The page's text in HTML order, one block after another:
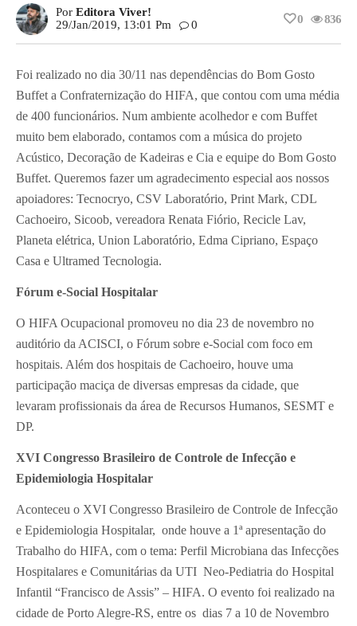
Por Editora Viver!
29/jan/2019, 13:01 Pm
0 836
0
Foi realizado no dia 30/11 nas dependências do Bom Gosto
Buffet a Confraternização do HIFA, que contou com uma média
de 400 funcionários. Num ambiente acolhedor e com Buffet
muito bem elaborado, contamos com a música do projeto
Acústico, Decoração de Kadeiras e Cia e equipe do Bom Gosto
Buffet. Queremos fazer um agradecimento especial aos nossos
apoiadores: Tecnocryo, CSV Laboratório, Print Mark, CDL
Cachoeiro, Sicoob, vereadora Renata Fiório, Recicle Lav,
Planeta elétrica, Union Laboratório, Edma Cipriano, Espaço
Casa e Ultramed Tecnologia.
Fórum e-Social Hospitalar
O HIFA Ocupacional promoveu no dia 23 de novembro no
auditório da ACISCI, o Fórum sobre e-Social com foco em
hospitais. Além dos hospitais de Cachoeiro, houve uma
participação maciça de diversas empresas da cidade, que
levaram profissionais da área de Recursos Humanos, SESMT e
DP.
XVI Congresso Brasileiro de Controle de Infecção e
Epidemiologia Hospitalar
Aconteceu o XVI Congresso Brasileiro de Controle de Infecção
e Epidemiologia Hospitalar, onde houve a 1ª apresentação do
Trabalho do HIFA, com o tema: Perfil Microbiana das Infecções
Hospitalares e Comunitárias da UTI Neo-Pediatria do Hospital
Infantil “Francisco de Assis” – HIFA. O evento foi realizado na
cidade de Porto Alegre-RS, entre os dias 7 a 10 de Novembro